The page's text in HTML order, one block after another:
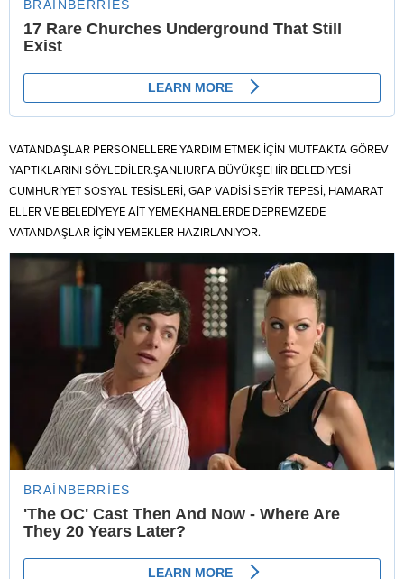
VATANDAŞLAR PERSONELLERE YARDIM ETMEK İÇİN MUTFAKTA GÖREV
YAPTIKLARINI SÖYLEDİLER.ŞANLIURFA BÜYÜKŞEHİR BELEDİYESİ
CUMHURİYET SOSYAL TESİSLERİ, GAP VADİSİ SEYİR TEPESİ, HAMARAT
ELLER VE BELEDİYEYE AİT YEMEKHANELERDE DEPREMZEDE
VATANDAŞLAR İÇİN YEMEKLER HAZIRLANIYOR.